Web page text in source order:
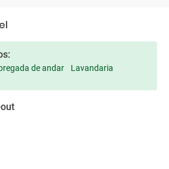
de andar
Lavandaria